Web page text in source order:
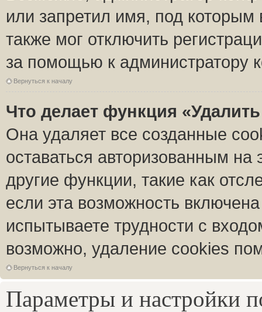
или запретил имя, под которым
также мог отключить
за помощью к администратору
Вернуться к началу
Что делает функция
Она удаляет все созданные
оставаться авторизованным
другие функции, такие как
если эта возможность
испытываете трудности с
возможно, удаление cookies
Вернуться к началу
Параметры и настройки